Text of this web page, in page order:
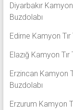
Diyarbakır
Buzdolabı
Edirne Kamyon
Elazığ Kamyon
Erzincan Kamyon
Buzdolabı
Erzurum Kamyon